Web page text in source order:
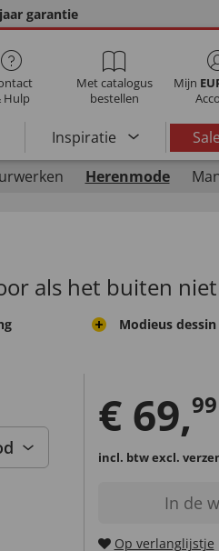
garantie
Hulp
Met catalogus
bestellen
Mijn
Inspiratie
Sale
Herenmode
als het buiten
Modieus dessin
€ 69,99
incl. btwexcl.
In de
Op verlanglijstje